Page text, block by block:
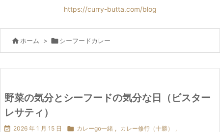


https://curry-butta.com/blog
 ホーム > シーフードカレー
野菜の気分とシーフードの気分な日（ビスター
レサティ）
 2026 年 1 月 15 日  カレーgo一緒 , カレー修行（十勝）
,